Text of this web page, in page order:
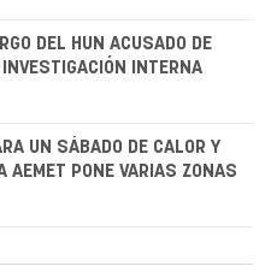
DEL HUN ACUSADO DE
INTERNA
UN SÁBADO DE CALOR Y
AEMET PONE VARIAS ZONAS